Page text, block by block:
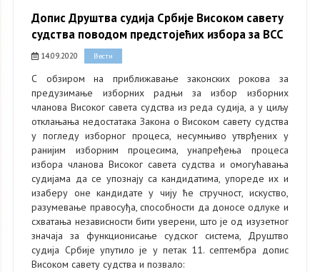
Допис Друштва судија Србије Високом савету
судства поводом предстојећих избора за ВСС
14.09.2020 Вести
С обзиром на приближавање законских рокова за
предузимање изборних радњи за избор изборних
чланова Високог савета судства из реда судија, а у циљу
отклањања недостатака Закона о Високом савету судства
у погледу изборног процеса, несумњиво утврђених у
ранијим изборним процесима, унапређења процеса
избора чланова Високог савета судства и омогућавања
судијама да се упознају са кандидатима, упореде их и
изаберу оне кандидате у чију ће стручност, искуство,
разумевање правосуђа, способности да доносе одлуке и
схватања независности бити уверени, што је од изузетног
значаја за функционисање судског система, Друштво
судија Србије упутило је у петак 11. септембра допис
Високом савету судства и позвало: